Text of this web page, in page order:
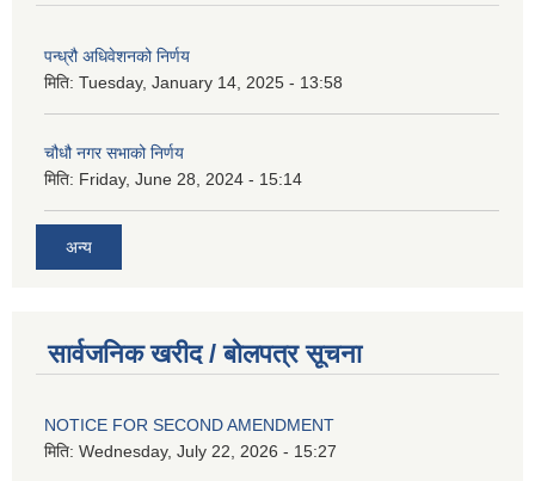
पन्ध्रौ अधिवेशनको निर्णय
मिति: Tuesday, January 14, 2025 - 13:58
चौधौ नगर सभाको निर्णय
मिति: Friday, June 28, 2024 - 15:14
अन्य
सार्वजनिक खरीद / बोलपत्र सूचना
NOTICE FOR SECOND AMENDMENT
मिति: Wednesday, July 22, 2026 - 15:27